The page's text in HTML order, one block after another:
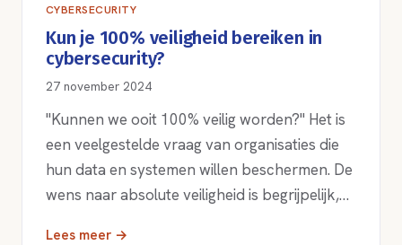
CYBERSECURITY
Kun je 100% veiligheid bereiken in
cybersecurity?
27 november 2024
"Kunnen we ooit 100% veilig worden?" Het is
een veelgestelde vraag van organisaties die
hun data en systemen willen beschermen. De
wens naar absolute veiligheid is begrijpelijk,…
Lees meer →